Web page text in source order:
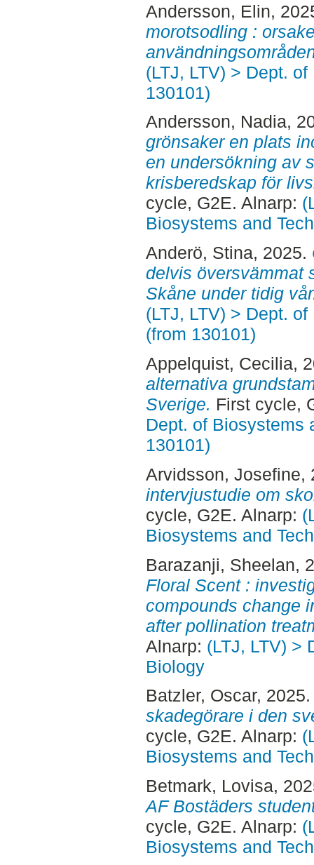
Andersson, Elin,
morotsodling :
(LTJ, LTV) > Dept.
130101)
Andersson, Nadia,
grönsaker en plats
en undersökning av
krisberedskap för
cycle, G2E. Alnarp:
Biosystems and
Anderö, Stina, 2025.
delvis översvämmat
Skåne under tidig
(LTJ, LTV) > Dept.
(from 130101)
Appelquist, Cecilia,
alternativa
Sverige. First cycle,
Dept. of Biosystems
130101)
Arvidsson, Josefine,
intervjustudie om
cycle, G2E. Alnarp:
Biosystems and
Barazanji, Sheelan,
Floral Scent :
compounds change
after pollination
Alnarp: (LTJ, LTV) >
Biology
Batzler, Oscar,
skadegörare i den
cycle, G2E. Alnarp:
Biosystems and
Betmark, Lovisa,
AF Bostäders
cycle, G2E. Alnarp:
Biosystems and